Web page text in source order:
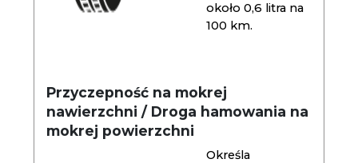
około 0,6 litra na
100 km.
Przyczepność na mokrej
nawierzchni / Droga hamowania na
mokrej powierzchni
Określa